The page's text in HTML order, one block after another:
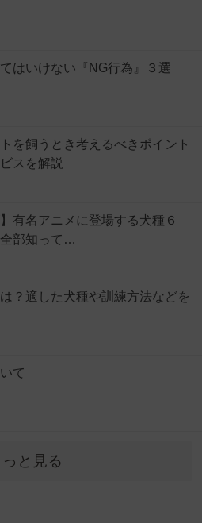
はいけない『NG行為』３選
を飼うとき考えるべきポイント
スを解説
】有名アニメに登場する犬種６
部知って…
？適した犬種や訓練方法などを
て
っと見る